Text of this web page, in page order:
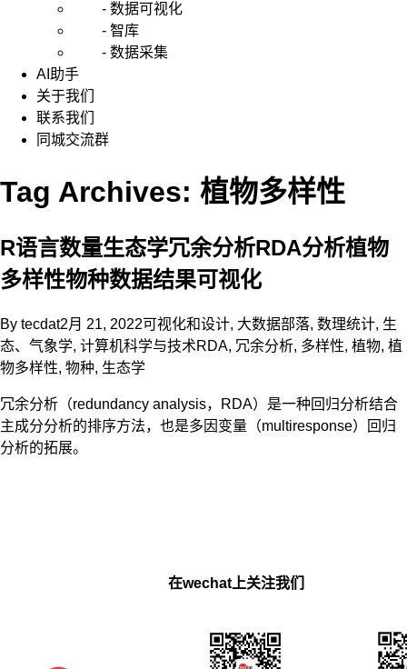
- 数据可视化
- 智库
- 数据采集
AI助手
关于我们
联系我们
同城交流群
Tag Archives: 植物多样性
R语言数量生态学冗余分析RDA分析植物
多样性物种数据结果可视化
By tecdat2月 21, 2022可视化和设计, 大数据部落, 数理统计, 生
态、气象学, 计算机科学与技术RDA, 冗余分析, 多样性, 植物, 植
物多样性, 物种, 生态学
冗余分析（redundancy analysis，RDA）是一种回归分析结合
主成分分析的排序方法，也是多因变量（multiresponse）回归
分析的拓展。
在wechat上关注我们